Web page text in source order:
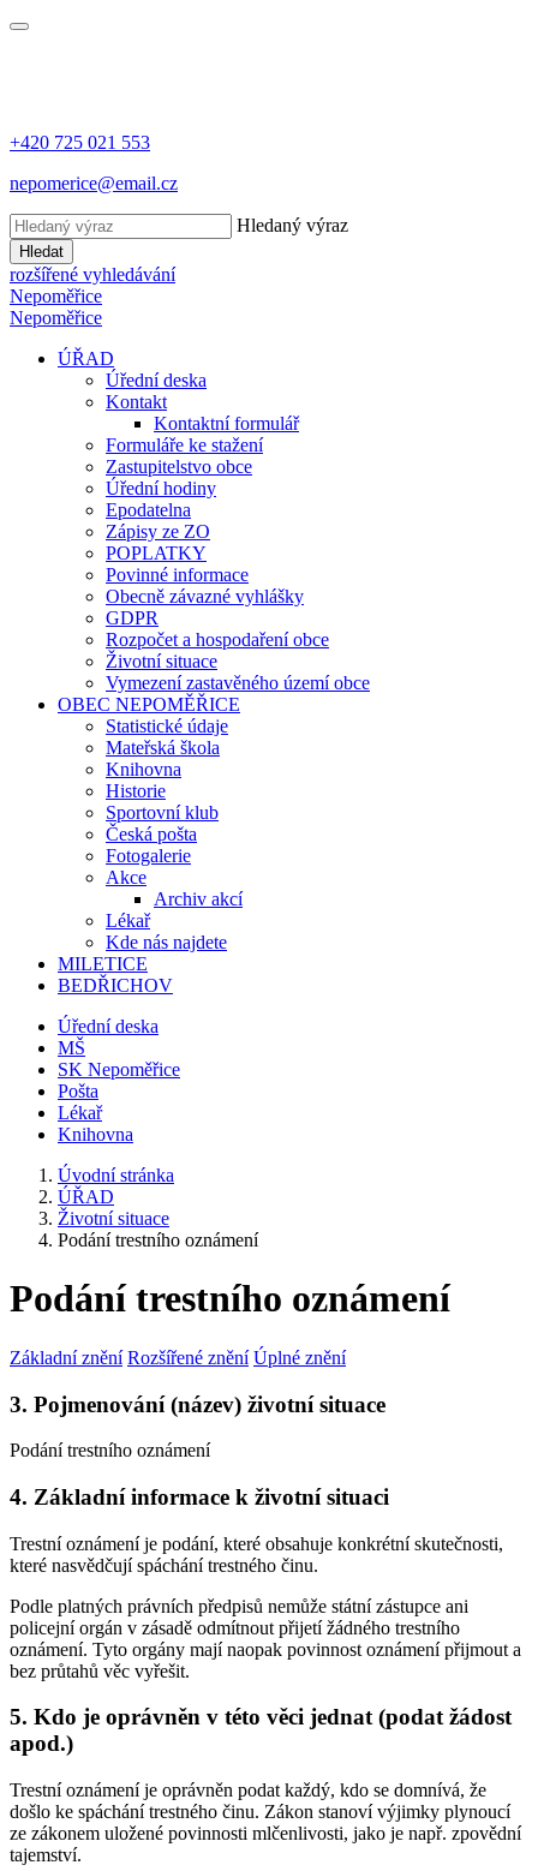
+420 725 021 553
nepomerice@email.cz
Hledaný výraz
Hledat
rozšířené vyhledávání
Nepoměřice
Nepoměřice
ÚŘAD
Úřední deska
Kontakt
Kontaktní formulář
Formuláře ke stažení
Zastupitelstvo obce
Úřední hodiny
Epodatelna
Zápisy ze ZO
POPLATKY
Povinné informace
Obecně závazné vyhlášky
GDPR
Rozpočet a hospodaření obce
Životní situace
Vymezení zastavěného území obce
OBEC NEPOMĚŘICE
Statistické údaje
Mateřská škola
Knihovna
Historie
Sportovní klub
Česká pošta
Fotogalerie
Akce
Archiv akcí
Lékař
Kde nás najdete
MILETICE
BEDŘICHOV
Úřední deska
MŠ
SK Nepoměřice
Pošta
Lékař
Knihovna
Úvodní stránka
ÚŘAD
Životní situace
Podání trestního oznámení
Podání trestního oznámení
Základní znění Rozšířené znění Úplné znění
3. Pojmenování (název) životní situace
Podání trestního oznámení
4. Základní informace k životní situaci
Trestní oznámení je podání, které obsahuje konkrétní skutečnosti,
které nasvědčují spáchání trestného činu.
Podle platných právních předpisů nemůže státní zástupce ani
policejní orgán v zásadě odmítnout přijetí žádného trestního
oznámení. Tyto orgány mají naopak povinnost oznámení přijmout a
bez průtahů věc vyřešit.
5. Kdo je oprávněn v této věci jednat (podat žádost
apod.)
Trestní oznámení je oprávněn podat každý, kdo se domnívá, že
došlo ke spáchání trestného činu. Zákon stanoví výjimky plynoucí
ze zákonem uložené povinnosti mlčenlivosti, jako je např. zpovědní
tajemství.